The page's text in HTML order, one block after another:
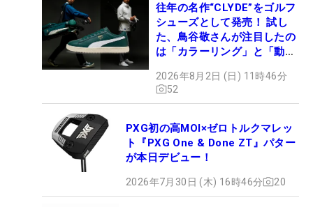
往年の名作“CLYDE”をゴルフ
シューズとして発売！ 試し
た、鳥谷敬さんが注目したの
は「カラーリング」と「動き
2026年8月2日 (日) 11時46分
52
PXG初の高MOI×ゼロトルクマレッ
ト『PXG One & Done ZT』パター
が本日デビュー！
2026年7月30日 (木) 16時46分 20